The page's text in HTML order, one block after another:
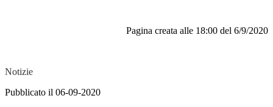
Pagina creata alle 18:00 del 6/9/2020
Notizie
Pubblicato il 06-09-2020